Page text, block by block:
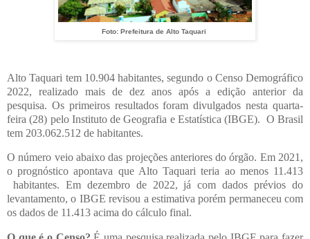
Foto: Prefeitura de Alto Taquari
Alto Taquari tem 10.904 habitantes, segundo o Censo Demográfico
2022, realizado mais de dez anos após a edição anterior da
pesquisa. Os primeiros resultados foram divulgados nesta quarta-
feira (28) pelo Instituto de Geografia e Estatística (IBGE). O Brasil
tem 203.062.512 de habitantes.
O número veio abaixo das projeções anteriores do órgão. Em 2021,
o prognóstico apontava que Alto Taquari teria ao menos 11.413
habitantes. Em dezembro de 2022, já com dados prévios do
levantamento, o IBGE revisou a estimativa porém permaneceu com
os dados de 11.413 acima do cálculo final.